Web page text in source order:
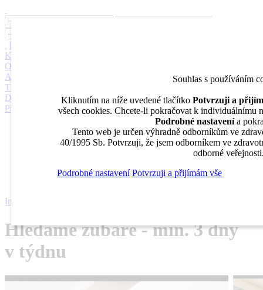
Inzerce
Kariérní poradenství
O nás
AKADEMIE
DENTAL JOBS STOMATEAM
TV
DentalJobs.cz
menu search
Přihlásit
Moje inzeráty
Kariérní poradenství
Inzerce
Hledáme zubaře - min. 3 dny
v týdnu
Souhlas s používáním
Kliknutím na níže uvedené tlačítko Potvrzuji a
všech cookies. Chcete-li pokračovat k individuálnímu
Podrobné nastavenía
Tento web je určen výhradně odborníkům ve
40/1995 Sb. Potvrzuji, že jsem odborníkem ve
odborné
Podrobné nastavení Potvrzuji a přijímám vše